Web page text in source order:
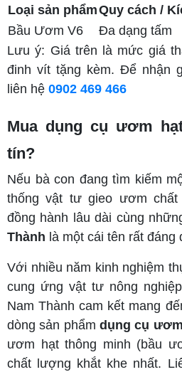
Loại sản phẩmQuy cách /
Bầu Ươm V6
Đa dạng tấm
Lưu ý: Giá trên là mức giá
đinh vít tặng kèm. Để nhận
liên hệ 0902 469 466
Mua dụng cụ ươm
tín?
Nếu bà con đang tìm kiếm
thống vật tư gieo ươm
đồng hành lâu dài cùng
Thành là một cái tên rất đáng
Với nhiều năm kinh nghiệm
cung ứng vật tư nông
Nam Thành cam kết mang
dòng sản phẩm dụng cụ
ươm hạt thông minh (bầu
chất lượng khắt khe nhất.